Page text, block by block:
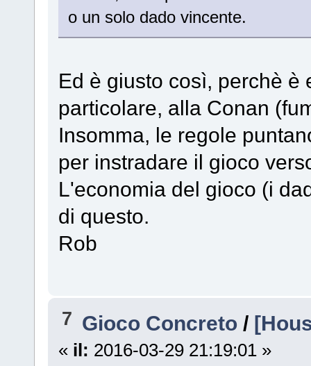
o un solo dado vincente.
Ed è giusto così, perchè è
particolare, alla Conan
Insomma, le regole
per instradare il gioco
L'economia del gioco (i
di questo.
Rob
7 Gioco Concreto /
« il: 2016-03-29 21:19:01 »